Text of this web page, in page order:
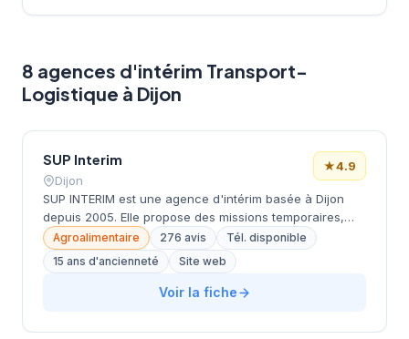
8 agences d'intérim Transport-
Logistique à Dijon
SUP Interim
Dijon
★4.9
SUP INTERIM est une agence d'intérim basée à Dijon
depuis 2005. Elle propose des missions temporaires,
CDD et CDI dans l'industrie, le tertiaire, le bâtiment, la
logistique et l'agroalimentaire. L'agence accompagne
aussi bien les demandeurs d'emploi que les entreprises
(microentreprises à groupes internationaux) pour leurs
Agroalimentaire 276 avis
Tél. disponible
15 ans d'ancienneté
Site web
Voir la fiche